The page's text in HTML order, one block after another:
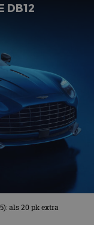
DB12
als 20 pk extra